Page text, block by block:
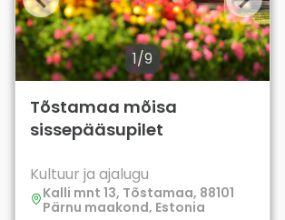
1/9
Tõstamaa mõisa
sissepääsupilet
Kultuur ja ajalugu
Kalli mnt 13, Tõstamaa, 88101
Pärnu maakond, Estonia